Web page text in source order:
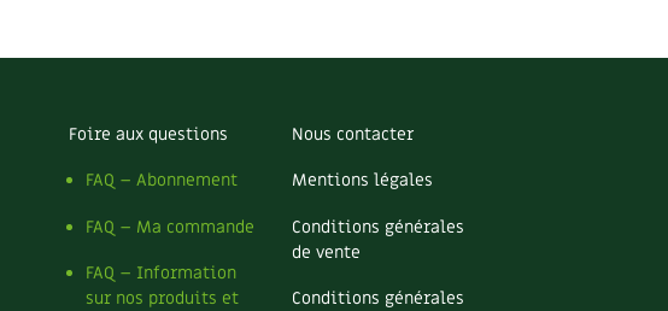
Foire aux questions
FAQ – Abonnement
FAQ – Ma commande
FAQ – Information
sur nos produits et
Nous contacter
Mentions légales
Conditions générales
de vente
Conditions générales